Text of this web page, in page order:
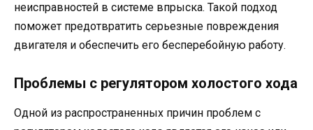
неисправностей в системе впрыска. Такой подход
поможет предотвратить серьезные повреждения
двигателя и обеспечить его бесперебойную работу.
Проблемы с регулятором холостого хода
Одной из распространенных причин проблем с